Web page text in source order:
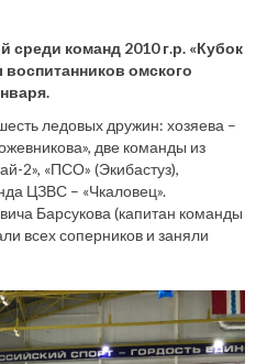
ВАКАНСИИ
среди команд 2010 г.р. «Кубок
омского
ледовых дружин: хозяева –
две команды из
2», «ПСО» (Экибастуз),
ЦЗВС – «Чкаловец».
Барсукова (капитан команды
всех соперников и заняли